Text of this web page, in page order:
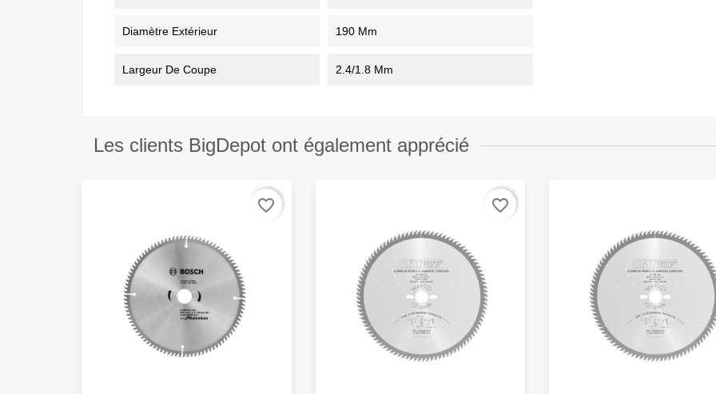
Diamètre Extérieur 190 Mm
Largeur De Coupe 2.4/1.8 Mm
Les clients BigDepot ont également apprécié
favorite_border favorite_border